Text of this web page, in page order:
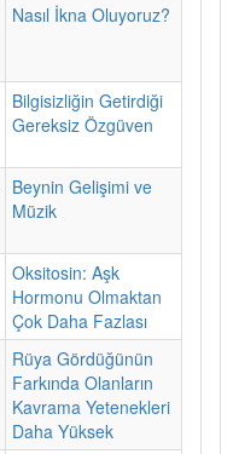
Nasıl İkna Oluyoruz?
Bilgisizliğin Getirdiği
Gereksiz Özgüven
Beynin Gelişimi ve
Müzik
Oksitosin: Aşk
Hormonu Olmaktan
Çok Daha Fazlası
Rüya Gördüğünün
Farkında Olanların
Kavrama Yetenekleri
Daha Yüksek